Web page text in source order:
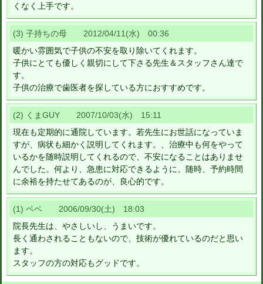
くなく上手です。
(3) 子持ちの母 2012/04/11(水) 00:36
暖かい雰囲気で子供の不安を取り除いてくれます。
子供にとても優しく親切にして下さる先生＆スタッフさん達で
す。
子供の治療で歯医者を探している方におすすめです。
(2) くまGUY 2007/10/03(水) 15:11
現在も定期的に通院しています。若先生にお世話になっていま
すが、病状も細かく説明してくれます。、治療中も何をやって
いるかを随時説明してくれるので、不安になることはありませ
んでした。何より、急患に対応できるように、随時、予約時間
に余裕を持たせてあるのが、良心的です。
(1) ベベ 2006/09/30(土) 18:03
院長先生は、やさしいし、うまいです。
長く通わされることもないので、技術が優れているのだと思い
ます。
スタッフの方の対応もグッドです。